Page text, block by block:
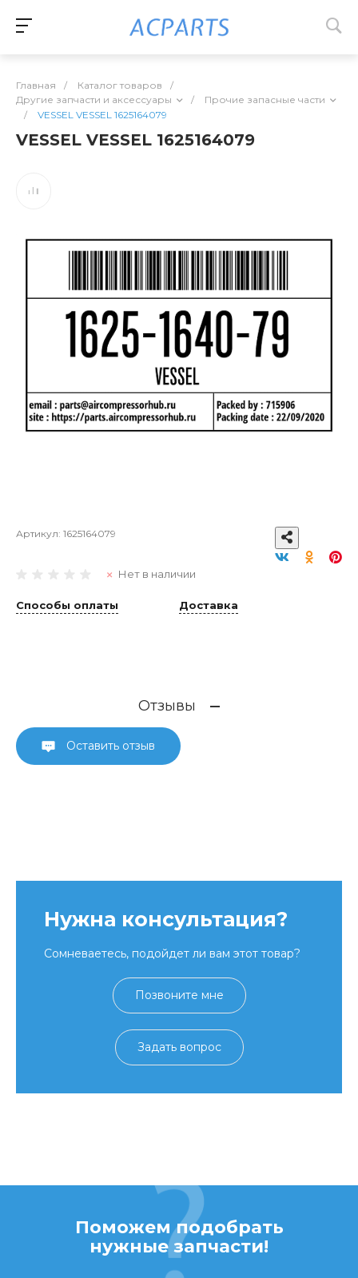
Главная / Каталог товаров
/
Другие запчасти и аксессуары
/
Прочие запасные части
/
VESSEL VESSEL 1625164079
VESSEL VESSEL 1625164079
Артикул: 1625164079
Нет в наличии
Способы оплаты Доставка
Отзывы
Оставить отзыв
Нужна консультация?
Сомневаетесь, подойдет ли вам этот товар?
Позвоните мне
Задать вопрос
Поможем подобрать
нужные запчасти!